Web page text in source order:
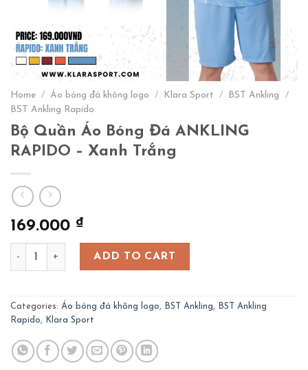
Home / Áo bóng đá không logo / Klara Sport / BST Ankling
/
BST Ankling Rapido
Bộ Quần Áo Bóng Đá ANKLING
RAPIDO – Xanh Trắng
169.000 ₫
Bộ Quần Áo Bóng Đá ANKLING RAPIDO – Xanh Trắng
ADD TO CART
Categories: Áo bóng đá không logo, BST Ankling,
BST Ankling
Rapido, Klara Sport